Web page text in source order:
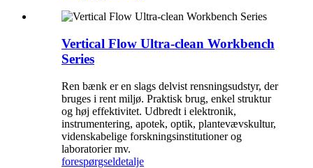
Vertical Flow Ultra-clean Workbench
Series
Ren bænk er en slags delvist rensningsudstyr, der
bruges i rent miljø. Praktisk brug, enkel struktur
og høj effektivitet. Udbredt i elektronik,
instrumentering, apotek, optik, plantevævskultur,
videnskabelige forskningsinstitutioner og
laboratorier mv.
forespørgseldetalje